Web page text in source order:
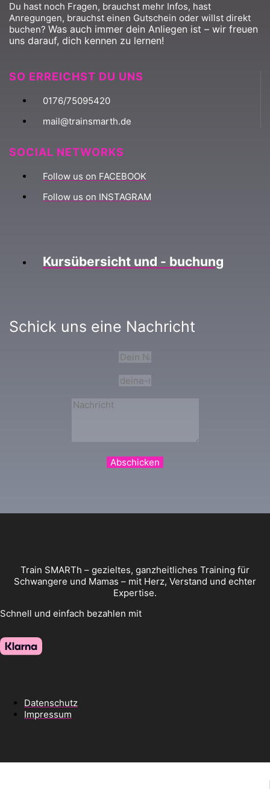
Du hast noch Fragen, brauchst mehr Infos, hast
Anregungen, brauchst einen Gutschein oder willst direkt
buchen? Was auch immer dein Anliegen ist – wir freuen
uns darauf, dich kennen zu lernen!
SO ERREICHST DU UNS
0176/75095420
mail@trainsmarth.de
SOCIAL NETWORKS
Follow us on FACEBOOK
Follow us on INSTAGRAM
Kursübersicht und - buchung
Schick uns eine Nachricht
Abschicken
Train SMARTh – gezieltes, ganzheitliches Training für
Schwangere und Mamas – mit Herz, Verstand und echter
Expertise.
Schnell und einfach bezahlen mit
Datenschutz
Impressum